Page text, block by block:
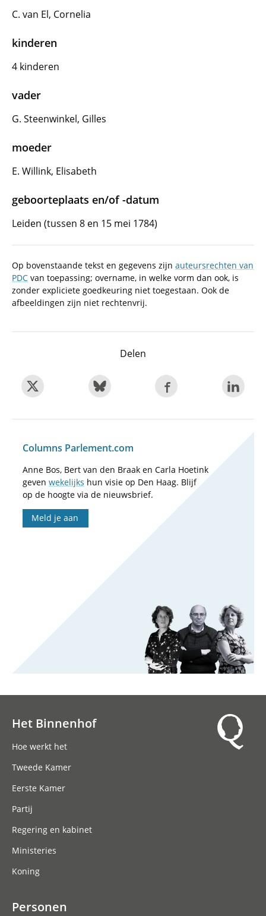
C. van El, Cornelia
kinderen
4 kinderen
vader
G. Steenwinkel, Gilles
moeder
E. Willink, Elisabeth
geboorteplaats en/of -datum
Leiden (tussen 8 en 15 mei 1784)
Op bovenstaande tekst en gegevens zijn auteursrechten van
PDC van toepassing; overname, in welke vorm dan ook, is
zonder expliciete goedkeuring niet toegestaan. Ook de
afbeeldingen zijn niet rechtenvrij.
Delen
Columns Parlement.com
Anne Bos, Bert van den Braak en Carla Hoetink
geven wekelijks hun visie op Den Haag. Blijf
op de hoogte via de nieuwsbrief.
Meld je aan
Het Binnenhof
Hoe werkt het
Tweede Kamer
Eerste Kamer
Partij
Regering en kabinet
Ministeries
Koning
Personen